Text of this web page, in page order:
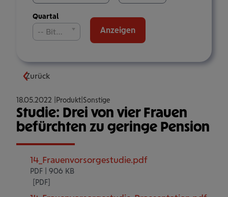
Quartal
-- Bitte wählen Sie aus --
Anzeigen
Zurück
18.05.2022 Produkt Sonstige
Studie: Drei von vier Frauen
befürchten zu geringe Pension
14_Frauenvorsorgestudie.pdf
PDF | 906 KB